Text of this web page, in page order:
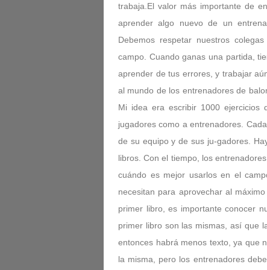
trabaja.El valor más importante de
aprender algo nuevo de un
Debemos respetar nuestros
campo. Cuando ganas una partida,
aprender de tus errores, y trabajar
al mundo de los entrenadores de
Mi idea era escribir 1000 ejercicios
jugadores como a entrenadores.
de su equipo y de sus ju-gadores.
libros. Con el tiempo, los
cuándo es mejor usarlos en el
necesitan para aprovechar al
primer libro, es importante conocer
primer libro son las mismas, así que
entonces habrá menos texto, ya que
la misma, pero los entrenadores